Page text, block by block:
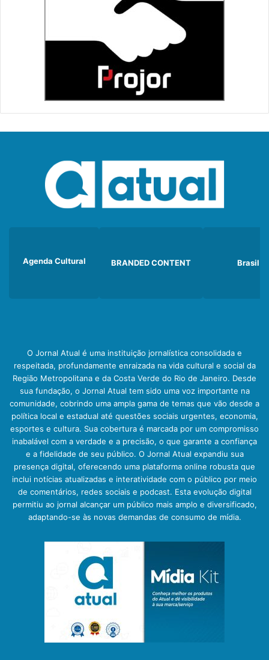
Agenda Cultural BRANDED CONTENT Brasil
O Jornal Atual é uma instituição jornalística consolidada e
respeitada, profundamente enraizada na vida cultural e social da
Região Metropolitana e da Costa Verde do Rio de Janeiro. Desde
sua fundação, o Jornal Atual tem sido uma voz importante na
comunidade, cobrindo uma ampla gama de temas que vão desde a
política local e estadual até questões sociais urgentes, economia,
esportes e cultura. Sua cobertura é marcada por um compromisso
inabalável com a verdade e a precisão, o que garante a confiança
e a fidelidade de seu público. O Jornal Atual expandiu sua
presença digital, oferecendo uma plataforma online robusta que
inclui notícias atualizadas e interatividade com o público por meio
de comentários, redes sociais e podcast. Esta evolução digital
permitiu ao jornal alcançar um público mais amplo e diversificado,
adaptando-se às novas demandas de consumo de mídia.